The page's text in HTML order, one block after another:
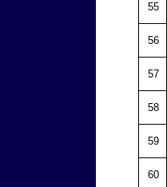
55
56
57
58
59
60